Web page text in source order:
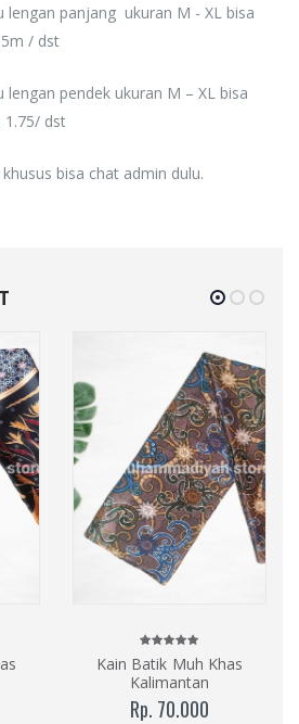
lengan panjang ukuran M - XL bisa
/ dst
pendek ukuran M – XL bisa
1.75/ dst
bisa chat admin dulu.
Kain Batik Muh Khas
Kalimantan
Rp. 70.000